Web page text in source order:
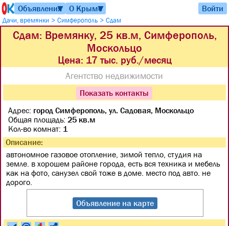
Объявления
▼ О Крыме
▼ Войти
Дачи, времянки > Симферополь > Сдам
Сдам: Времянку, 25 кв.м, Симферополь,
Москольцо
Цена: 17 тыс. руб./месяц
Агентство недвижимости
Показать контакты
Адрес: город Симферополь, ул. Садовая, Москольцо
Общая площадь:25 кв.м
Кол-во комнат: 1
Описание:
автономное газовое отопление, зимой тепло, студия на
земле. в хорошем районе города, есть вся техника и мебель
как на фото, санузел свой тоже в доме. место под авто. не
дорого.
Объявление на карте